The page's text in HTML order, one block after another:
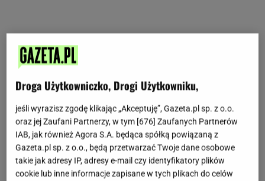
Droga Użytkowniczko, Drogi Użytkowniku,
jeśli wyrazisz zgodę klikając „Akceptuję”, Gazeta.pl sp. z o.o.
oraz jej Zaufani Partnerzy, w tym [676] Zaufanych Partnerów
IAB, jak również Agora S.A. będąca spółką powiązaną z
Gazeta.pl sp. z o.o., będą przetwarzać Twoje dane osobowe
takie jak adresy IP, adresy e-mail czy identyfikatory plików
cookie lub inne informacje zapisane w tych plikach do celów